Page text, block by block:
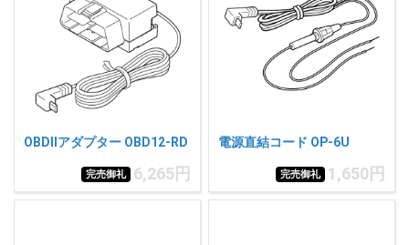
ダイレクト
アイテム一覧 バーチャルストア
人気
アウトレット
大口注文はこちら
OBDIIアダプター OBD12-RD
完売御礼 6,265円
電源直結コード OP-6U
完売御礼 1,650円